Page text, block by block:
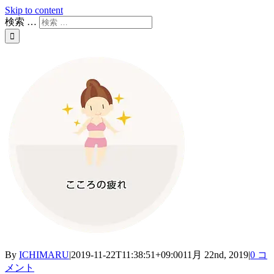
Skip to content
検索 …
By ICHIMARU|2019-11-22T11:38:51+09:0011月 22nd, 2019|0 コ
メント